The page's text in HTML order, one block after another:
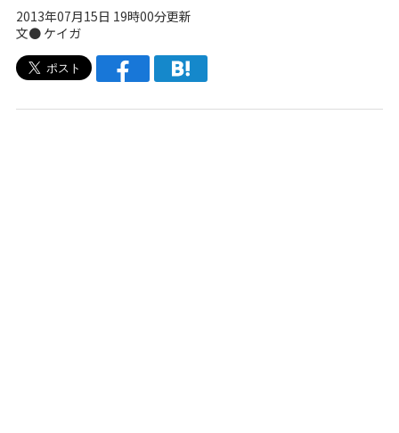
2013年07月15日 19時00分更新
文● ケイガ